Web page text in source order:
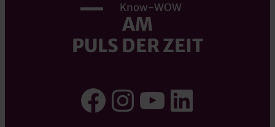
Know-WOW
AM
PULS DER ZEIT
Facebook
Instagram
YouTube